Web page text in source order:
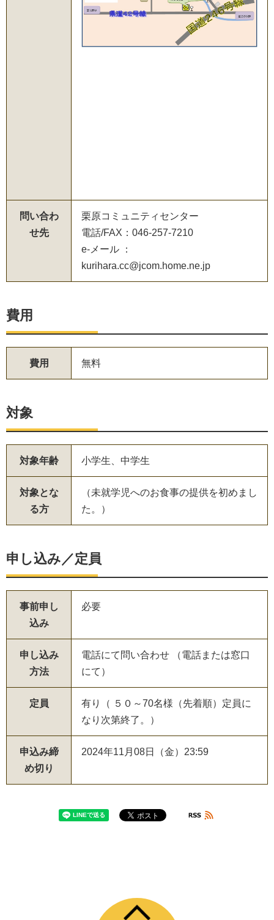
問い合わ
せ先
栗原コミュニティセンター
電話/FAX：046-257-7210
e-メール ：
kurihara.cc@jcom.home.ne.jp
費用
費用 無料
対象
対象年齢 小学生、中学生
対象とな
る方
（未就学児へのお食事の提供を初めまし
た。）
申し込み／定員
事前申し
込み
必要
申し込み
方法
電話にて問い合わせ （電話または窓口
にて）
定員
有り（ ５０～70名様（先着順）定員に
なり次第終了。）
申込み締
め切り
2024年11月08日（金）23:59